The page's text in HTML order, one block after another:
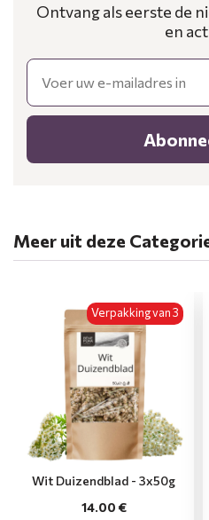
Ontvang als eerste de
en
Email
Meer uit deze
Verpakking van 3
Wit Duizendblad - 3x50g
14.00 €